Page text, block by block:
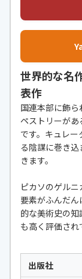
世界的な名
表作
国連本部に飾
ペストリーが
です。キュレ
る陰謀に巻き
きます。
ピカソのゲル
要素がふんだ
的な美術史の
も高く評価され
出版社